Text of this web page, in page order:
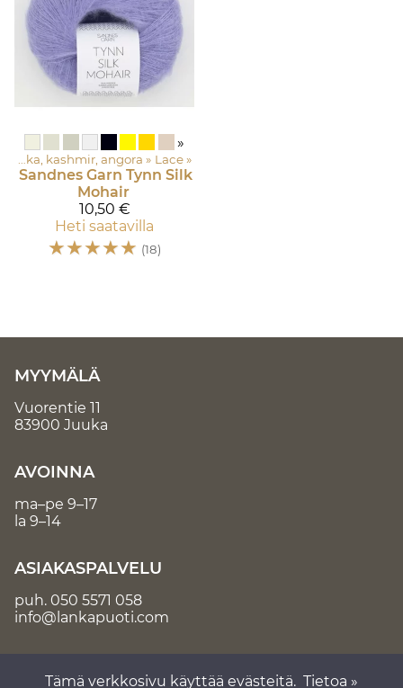
»
Asustelangat: Merinovilla, silkki, mohair, alpakka, kashmir, angora ‪» Lace ‪»
Sandnes Garn Tynn Silk
Mohair
10,50 €
Heti saatavilla
☆☆☆☆☆ (18)
MYYMÄLÄ
Vuorentie 11
83900 Juuka
AVOINNA
ma–pe 9–17
la 9–14
ASIAKASPALVELU
puh. 050 5571 058
info@lankapuoti.com
Tämä verkkosivu käyttää evästeitä. Tietoa »